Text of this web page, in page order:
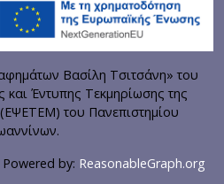
Βασίλη Τσιτσάνη» του
και Έντυπης Τεκμηρίωσης της
του Πανεπιστημίου
by: ReasonableGraph.org